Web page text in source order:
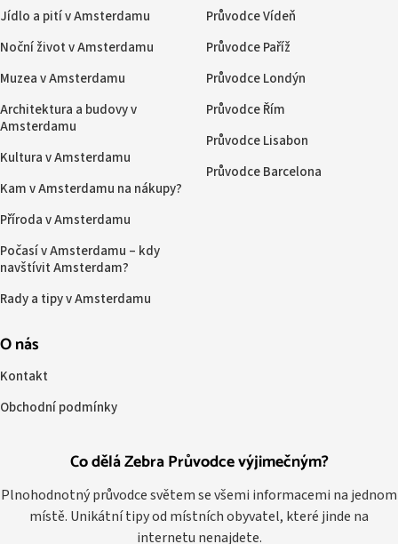
Co dělá Zebra Průvodce výjimečným?
Plnohodnotný průvodce světem se všemi informacemi na jednom
místě. Unikátní tipy od místních obyvatel, které jinde na
internetu nenajdete.
Jídlo a pití v Amsterdamu
Noční život v Amsterdamu
Muzea v Amsterdamu
Architektura a budovy v
Amsterdamu
Kultura v Amsterdamu
Kam v Amsterdamu na nákupy?
Příroda v Amsterdamu
Počasí v Amsterdamu – kdy
navštívit Amsterdam?
Rady a tipy v Amsterdamu
Průvodce Vídeň
Průvodce Paříž
Průvodce Londýn
Průvodce Řím
Průvodce Lisabon
Průvodce Barcelona
O nás
Kontakt
Obchodní podmínky